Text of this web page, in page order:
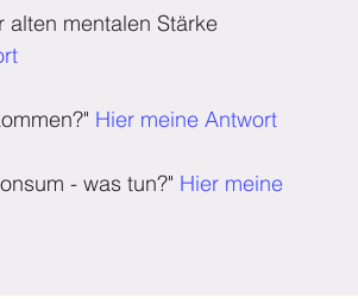
alten mentalen Stärke
Hier meine Antwort
- was tun?" Hier meine